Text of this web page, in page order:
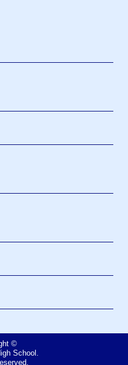
©
School.